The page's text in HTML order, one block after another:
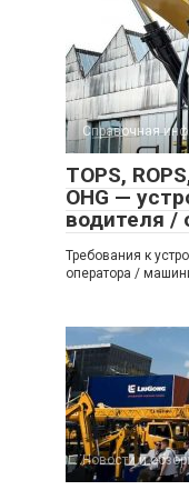
Справочная
TOPS,
OHG —
водителя /
Требования к
оператора /
Новости и